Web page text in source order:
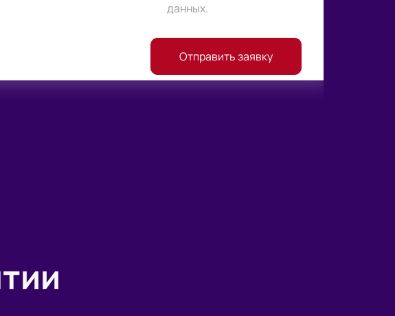
данных.
Отправить заявку